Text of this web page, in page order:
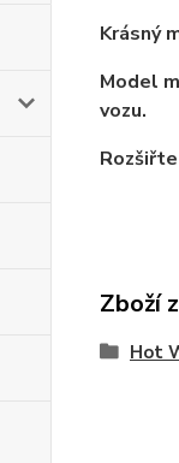
Krásný
Model
vozu.
Zboží
Hot